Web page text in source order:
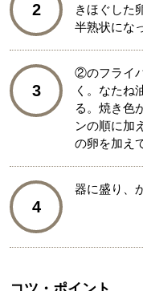
2
きほぐした
半熟状にな
3
②のフライ
く。なたね
る。焼き色
ンの順に加
の卵を加え
4
器に盛り、